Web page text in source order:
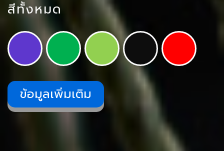
สีทั้งหมด
ข้อมูลเพิ่มเติม